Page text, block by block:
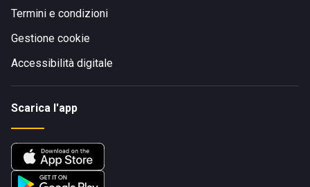
Termini e condizioni
Gestione cookie
Accessibilità digitale
Scarica l'app